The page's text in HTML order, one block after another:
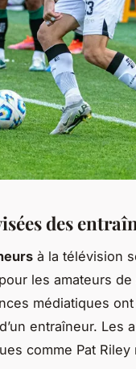
des
à la télévision
les amateurs
médiatiques
entraîneur. Les
comme Pat